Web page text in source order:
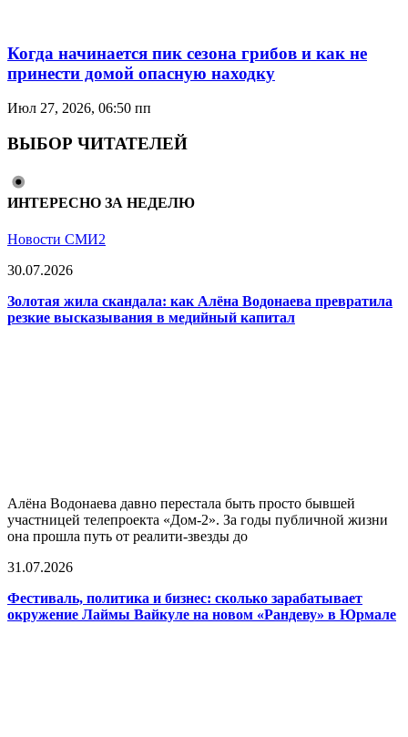
Когда начинается пик сезона грибов и как не
принести домой опасную находку
Июл 27, 2026, 06:50 пп
ВЫБОР ЧИТАТЕЛЕЙ
ИНТЕРЕСНО ЗА НЕДЕЛЮ
Новости СМИ2
30.07.2026
Золотая жила скандала: как Алёна Водонаева превратила
резкие высказывания в медийный капитал
Алёна Водонаева давно перестала быть просто бывшей
участницей телепроекта «Дом-2». За годы публичной жизни
она прошла путь от реалити-звезды до
31.07.2026
Фестиваль, политика и бизнес: сколько зарабатывает
окружение Лаймы Вайкуле на новом «Рандеву» в Юрмале